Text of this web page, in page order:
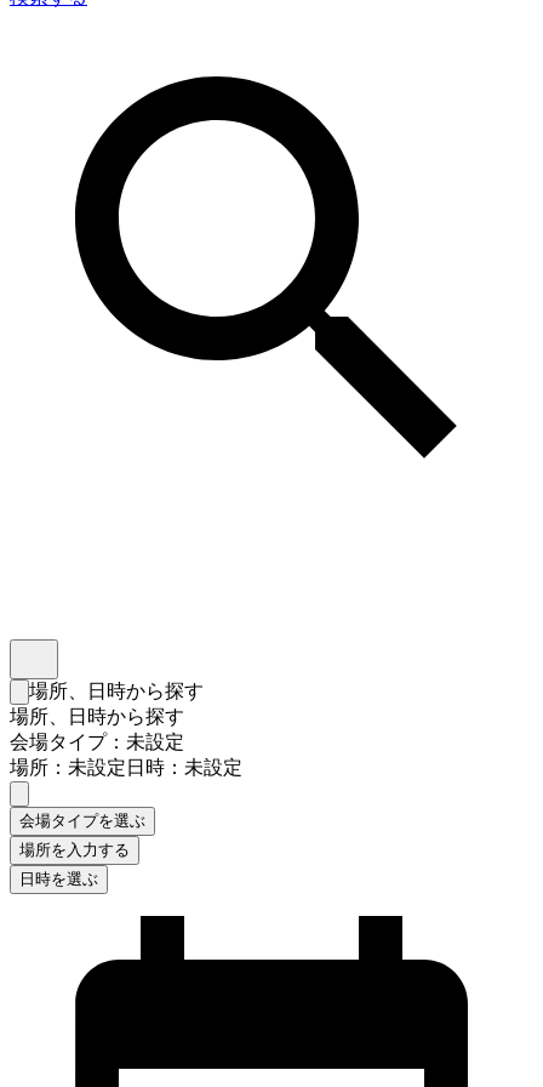
検索フォームを閉じる
場所、日時から探す
場所、日時から探す
会場タイプ：未設定
場所：未設定日時：未設定
会場タイプを選ぶ
場所を入力する
日時を選ぶ